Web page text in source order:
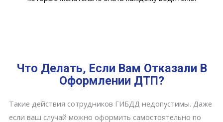
Что Делать, Если Вам Отказали В
Оформлении ДТП?
Такие действия сотрудников ГИБДД недопустимы. Даже
если ваш случай можно оформить самостоятельно по